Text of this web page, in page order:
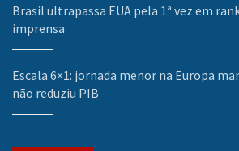
Brasil ultrapassa EUA pela 1ª vez em
imprensa
Escala 6×1: jornada menor na Europa
não reduziu PIB